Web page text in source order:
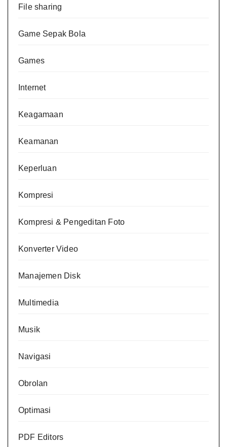
File sharing
Game Sepak Bola
Games
Internet
Keagamaan
Keamanan
Keperluan
Kompresi
Kompresi & Pengeditan Foto
Konverter Video
Manajemen Disk
Multimedia
Musik
Navigasi
Obrolan
Optimasi
PDF Editors